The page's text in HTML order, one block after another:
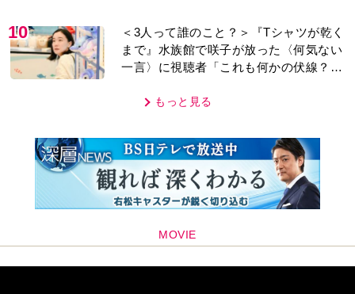
10
＜3人って誰のこと？＞『Tシャツが乾く
まで』水族館で咲子が放った〈何気ない
一言〉に視聴者「これも何かの伏線？」
もっと見る
MOVIE